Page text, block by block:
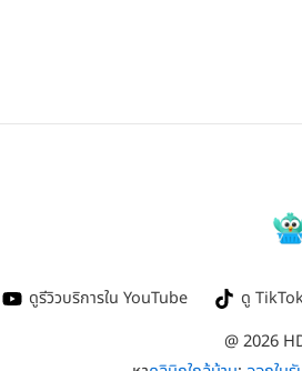
ดูรีวิวบริการใน YouTube ดู
@ 2026